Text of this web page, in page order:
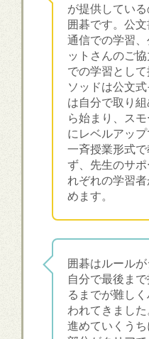
が提供してい
囲碁です。公
通信での学習
ットさんのご
での学習とし
ソッドは公文
は自分で取り
ら始まり、ス
にレベルアッ
一斉授業形式
ず、先生のサ
れぞれの学習
めます。
囲碁はルールが
自分で最後ま
るまでが難し
われてきまし
進めていくう